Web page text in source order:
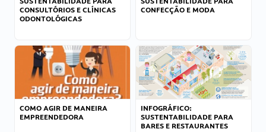
CONSULTÓRIOS E CLÍNICAS
ODONTOLÓGICAS
CONFECÇÃO E MODA
COMO AGIR DE MANEIRA
EMPREENDEDORA
INFOGRÁFICO:
SUSTENTABILIDADE PARA
BARES E RESTAURANTES